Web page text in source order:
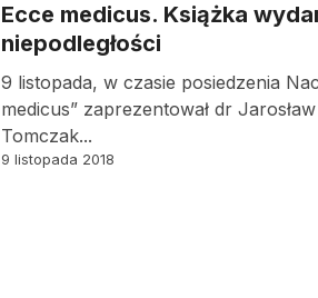
Ecce medicus. Książka
niepodległości
9 listopada, w czasie posiedzenia
medicus” zaprezentował dr
Tomczak...
9 listopada 2018